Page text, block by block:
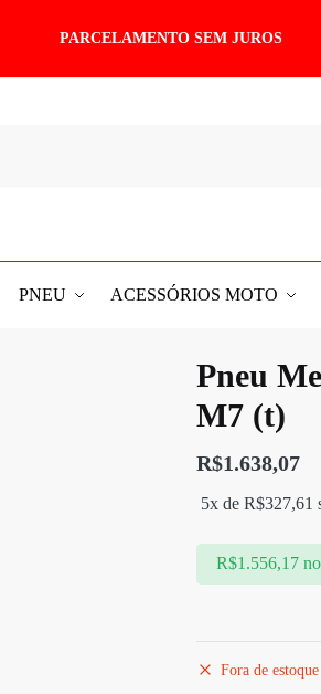
PARCELAMENTO SEM JUROS
PNEU ACESSÓRIOS MOTO
Pneu
M7 (t)
R$1.638,07
5x deR$327,61
R$1.556,17
Fora de estoque